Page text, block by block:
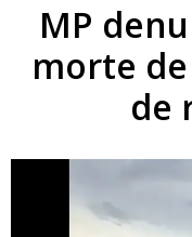
MP
morte
de